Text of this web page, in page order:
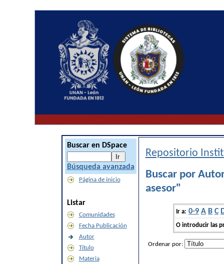
Buscar en DSpace
Búsqueda avanzada
Página de inicio
Listar
Comunidades
Fecha Publicación
Autor
Título
Materia
Repositorio
Buscar por
asesor"
Ir a: 0-9 A B C
O introducir las
Ordenar por: